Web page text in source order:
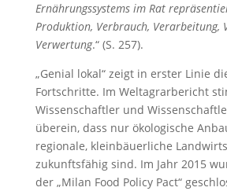
Ernährungssystems im Rat
Produktion, Verbrauch, Verarbeitung,
Verwertung.“ (S. 257).
„Genial lokal“ zeigt in erster Linie
Fortschritte. Im Weltagrarbericht
Wissenschaftler und
überein, dass nur ökologische
regionale, kleinbäuerliche
zukunftsfähig sind. Im Jahr 2015
der „Milan Food Policy Pact“